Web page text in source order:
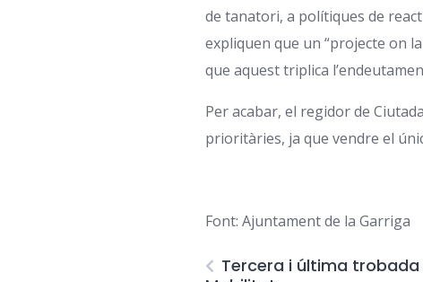
de tanatori, a polítiques de
expliquen que un “projecte on
que aquest triplica
Per acabar, el regidor de
prioritàries, ja que vendre el
Font: Ajuntament de la Garriga
Tercera i última trobada